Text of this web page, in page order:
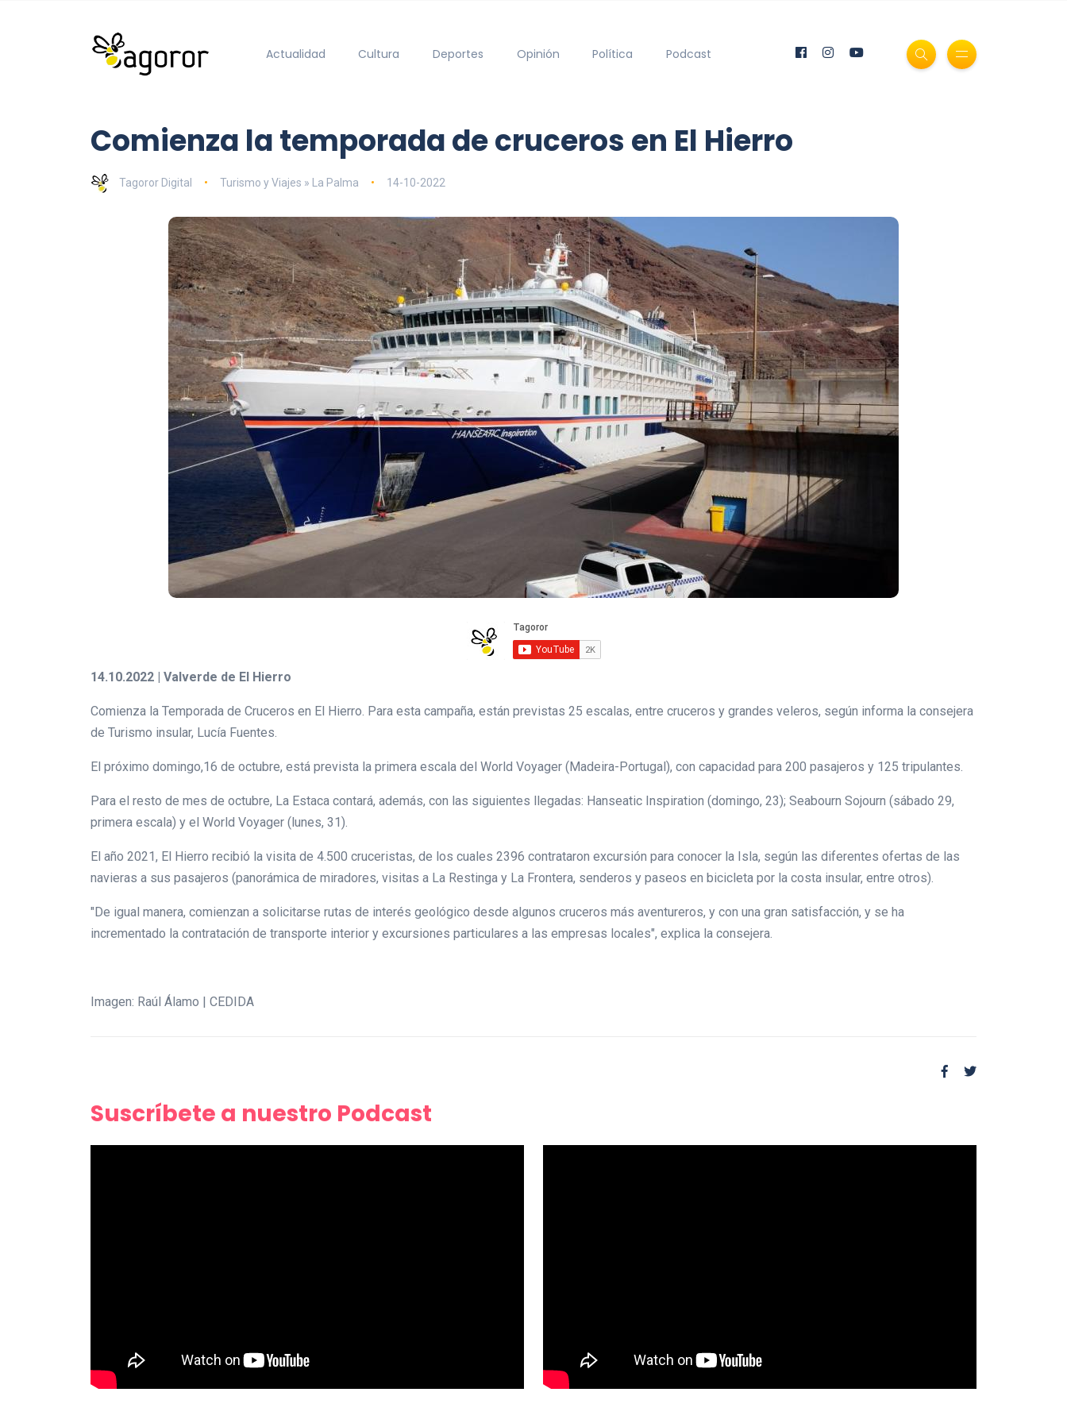
Actualidad Cultura Deportes Opinión Política Podcast
Comienza la temporada de cruceros en El Hierro
Tagoror Digital Turismo y Viajes » La Palma 14-10-2022
14.10.2022 | Valverde de El Hierro
Comienza la Temporada de Cruceros en El Hierro. Para esta campaña, están previstas 25 escalas, entre cruceros y grandes veleros, según informa la consejera
de Turismo insular, Lucía Fuentes.
El próximo domingo,16 de octubre, está prevista la primera escala del World Voyager (Madeira-Portugal), con capacidad para 200 pasajeros y 125 tripulantes.
Para el resto de mes de octubre, La Estaca contará, además, con las siguientes llegadas: Hanseatic Inspiration (domingo, 23); Seabourn Sojourn (sábado 29,
primera escala) y el World Voyager (lunes, 31).
El año 2021, El Hierro recibió la visita de 4.500 cruceristas, de los cuales 2396 contrataron excursión para conocer la Isla, según las diferentes ofertas de las
navieras a sus pasajeros (panorámica de miradores, visitas a La Restinga y La Frontera, senderos y paseos en bicicleta por la costa insular, entre otros).
"De igual manera, comienzan a solicitarse rutas de interés geológico desde algunos cruceros más aventureros, y con una gran satisfacción, y se ha
incrementado la contratación de transporte interior y excursiones particulares a las empresas locales", explica la consejera.
Imagen: Raúl Álamo | CEDIDA
Suscríbete a nuestro Podcast